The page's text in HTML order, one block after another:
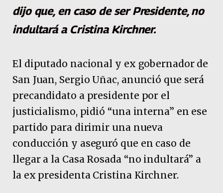
dijo que, en caso de ser Presidente, no
indultará a Cristina Kirchner.
El diputado nacional y ex gobernador de
San Juan, Sergio Uñac, anunció que será
precandidato a presidente por el
justicialismo, pidió “una interna” en ese
partido para dirimir una nueva
conducción y aseguró que en caso de
llegar a la Casa Rosada “no indultará” a
la ex presidenta Cristina Kirchner.